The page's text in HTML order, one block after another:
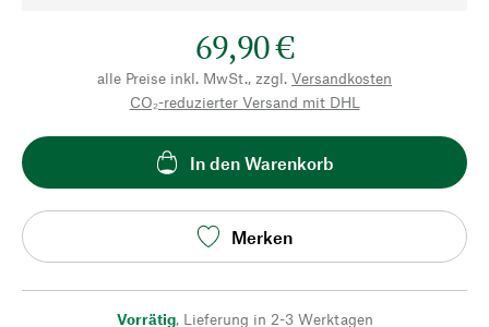
69,90 €
alle Preise inkl. MwSt., zzgl. Versandkosten
CO₂-reduzierter Versand mit DHL
In den Warenkorb
Merken
Vorrätig, Lieferung in 2-3 Werktagen